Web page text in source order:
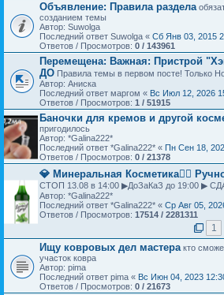
Объявление: Правила раздела
созданием темы
Автор: Suwolga
Последний ответ Suwolga « Сб Янв 03, 2015
Ответов / Просмотров: 0 / 143961
Перемещена: Важная: Пристрой
ДО Правила темы в первом посте! Только
Автор: Аниска
Последний ответ маргом « Вс Июл 12, 2026
Ответов / Просмотров: 1 / 51915
Баночки для кремов и другой
пригодилось
Автор: *Galina222*
Последний ответ *Galina222* « Пн Сен 18,
Ответов / Просмотров: 0 / 21378
💎 Минеральная Косметика🖐🏻
СТОП 13.08 в 14:00 ▶ДоЗаКаЗ до 19:00 ▶
Автор: *Galina222*
Последний ответ *Galina222* « Ср Авг 05,
Ответов / Просмотров: 17514 / 2281311
1
Ищу ковровых дел мастера кто
участок ковра
Автор: pima
Последний ответ pima « Вс Июн 04, 2023
Ответов / Просмотров: 0 / 21673